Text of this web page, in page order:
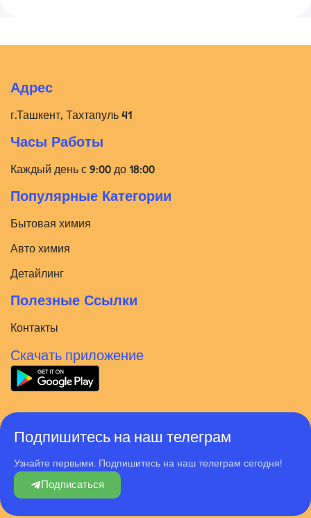
Адрес
г.Ташкент, Тахтапуль 41
Часы Работы
Каждый день с 9:00 до 18:00
Популярные Категории
Бытовая химия
Авто химия
Детайлинг
Полезные Ссылки
Контакты
Скачать приложение
Подпишитесь на наш телеграм
Узнайте первыми. Подпишитесь на наш телеграм сегодня!
Подписаться